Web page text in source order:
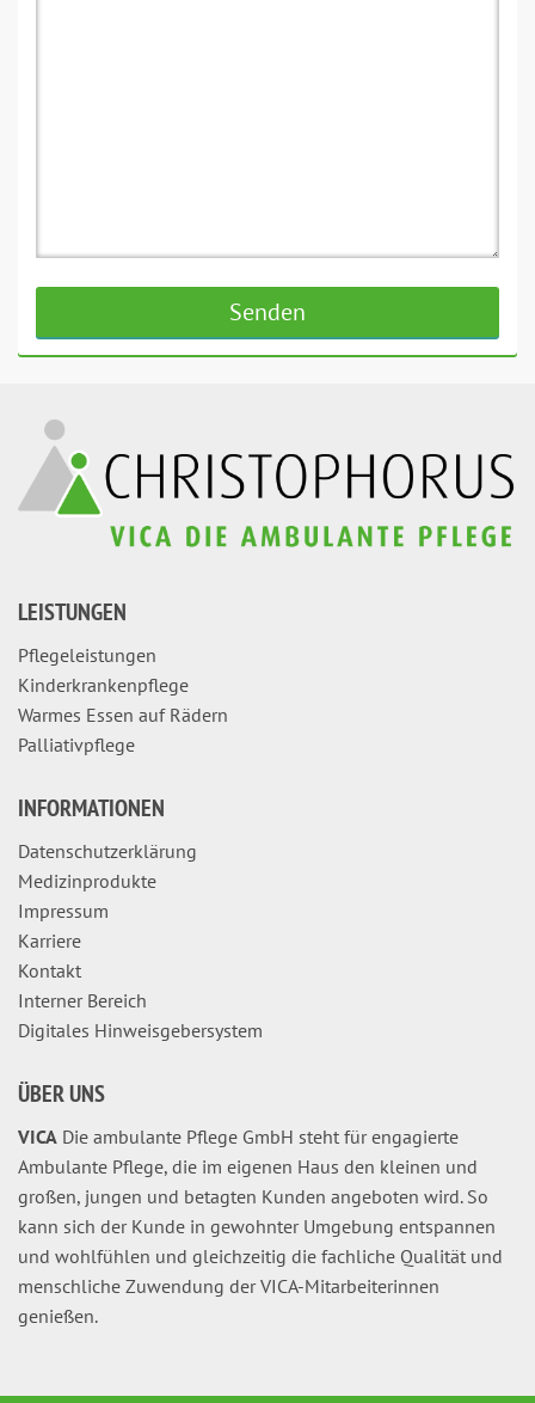
LEISTUNGEN
Pflegeleistungen
Kinderkrankenpflege
Warmes Essen auf Rädern
Palliativpflege
INFORMATIONEN
Datenschutzerklärung
Medizinprodukte
Impressum
Karriere
Kontakt
Interner Bereich
Digitales Hinweisgebersystem
ÜBER UNS
VICA Die ambulante Pflege GmbH steht für engagierte
Ambulante Pflege, die im eigenen Haus den kleinen und
großen, jungen und betagten Kunden angeboten wird. So
kann sich der Kunde in gewohnter Umgebung entspannen
und wohlfühlen und gleichzeitig die fachliche Qualität und
menschliche Zuwendung der VICA-Mitarbeiterinnen
genießen.